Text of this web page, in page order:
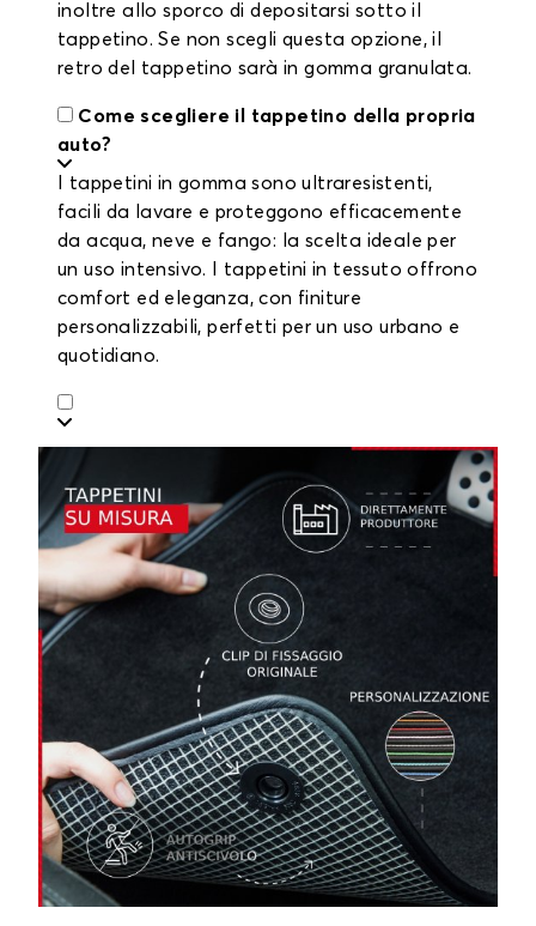
inoltre allo sporco di depositarsi sotto il
tappetino. Se non scegli questa opzione, il
retro del tappetino sarà in gomma granulata.
Come scegliere il tappetino della propria
auto?
I tappetini in gomma sono ultraresistenti,
facili da lavare e proteggono efficacemente
da acqua, neve e fango: la scelta ideale per
un uso intensivo. I tappetini in tessuto offrono
comfort ed eleganza, con finiture
personalizzabili, perfetti per un uso urbano e
quotidiano.